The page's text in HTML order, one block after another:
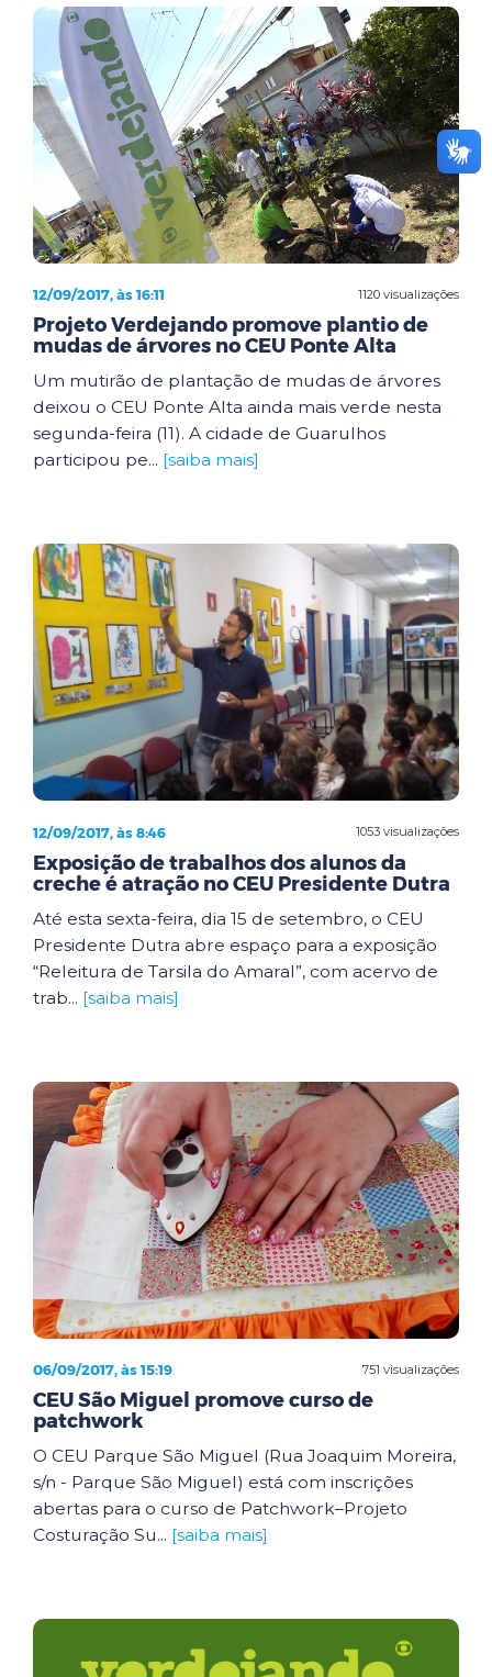
1120 visualizações
12/09/2017, às 16:11
Projeto Verdejando promove plantio de
mudas de árvores no CEU Ponte Alta
Um mutirão de plantação de mudas de árvores
deixou o CEU Ponte Alta ainda mais verde nesta
segunda-feira (11). A cidade de Guarulhos
participou pe... [saiba mais]
1053 visualizações
12/09/2017, às 8:46
Exposição de trabalhos dos alunos da
creche é atração no CEU Presidente Dutra
Até esta sexta-feira, dia 15 de setembro, o CEU
Presidente Dutra abre espaço para a exposição
“Releitura de Tarsila do Amaral”, com acervo de
trab... [saiba mais]
751 visualizações
06/09/2017, às 15:19
CEU São Miguel promove curso de
patchwork
O CEU Parque São Miguel (Rua Joaquim Moreira,
s/n - Parque São Miguel) está com inscrições
abertas para o curso de Patchwork–Projeto
Costuração Su... [saiba mais]